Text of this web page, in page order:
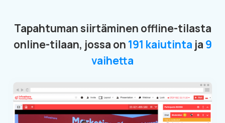
Tapahtuman siirtäminen offline-tilasta
online-tilaan, jossa on 191 kaiutinta ja 9
vaihetta